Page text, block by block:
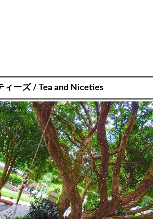
ィーズ / Tea and Niceties